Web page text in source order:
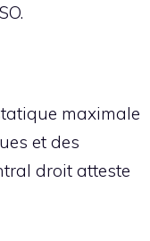
maximale
et des
droit atteste